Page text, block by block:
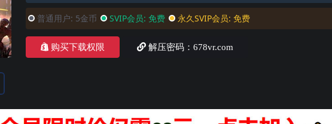
普通用户: 5金币 SVIP会员: 免费 永久SVIP会员: 免费
购买下载权限 解压密码：678vr.com